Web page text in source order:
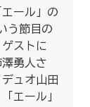
ール」の
う節目の
ストに
澤勇人さ
ュオ山田
エール」